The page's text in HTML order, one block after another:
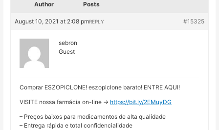
Author Posts
August 10, 2021 at 2:08 pm #15325
REPLY
sebron
Guest
Comprar ESZOPICLONE! eszopiclone barato! ENTRE AQUI!
VISITE nossa farmácia on-line -> https://bit.ly/2EMuyDG
– Preços baixos para medicamentos de alta qualidade
– Entrega rápida e total confidencialidade